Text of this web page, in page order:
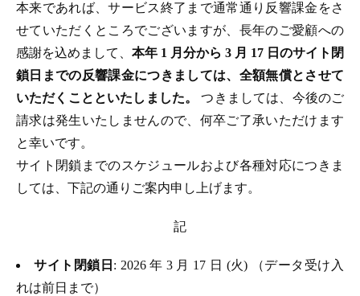
本来であれば、サービス終了まで通常通り反響課金をさ
せていただくところでございますが、長年のご愛顧への
感謝を込めまして、 本年 1 月分から 3 月 17 日のサイト閉
鎖日までの反響課金につきましては、全額無償とさせて
いただくことといたしました。つきましては、今後のご
請求は発生いたしませんので、何卒ご了承いただけます
と幸いです。
サイト閉鎖までのスケジュールおよび各種対応につきま
しては、下記の通りご案内申し上げます。
記
サイト閉鎖日 : 2026 年 3 月 17 日 (火) （データ受け入
れは前日まで）